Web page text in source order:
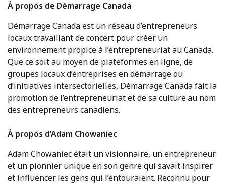
À propos de Démarrage Canada
Démarrage Canada est un réseau d’entrepreneurs
locaux travaillant de concert pour créer un
environnement propice à l’entrepreneuriat au Canada.
Que ce soit au moyen de plateformes en ligne, de
groupes locaux d’entreprises en démarrage ou
d’initiatives intersectorielles, Démarrage Canada fait la
promotion de l’entrepreneuriat et de sa culture au nom
des entrepreneurs canadiens.
À propos d’Adam Chowaniec
Adam Chowaniec était un visionnaire, un entrepreneur
et un pionnier unique en son genre qui savait inspirer
et influencer les gens qui l’entouraient. Reconnu pour